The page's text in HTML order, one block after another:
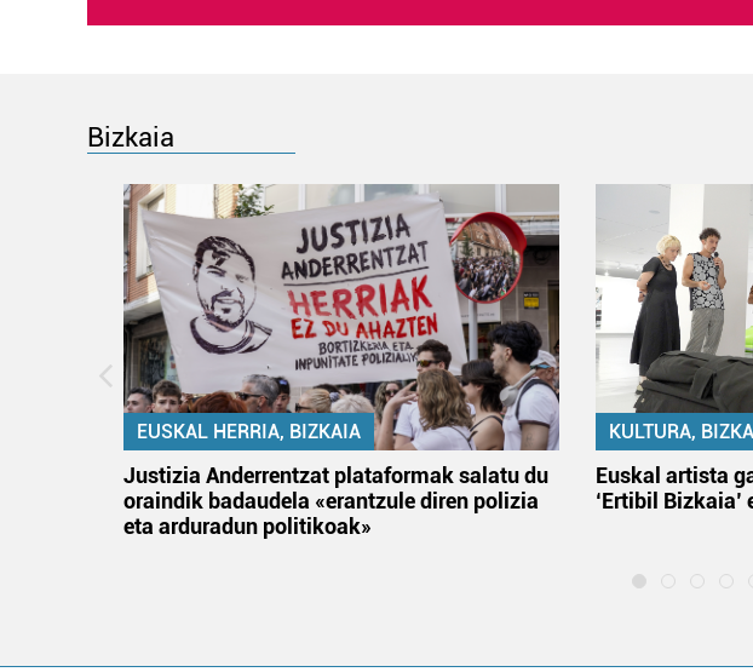
Bizkaia
EUSKAL HERRIA, BIZKAIA
Justizia Anderrentzat plataformak salatu du
oraindik badaudela «erantzule diren polizia
eta arduradun politikoak»
KULTURA,
Euskal artista
‘Ertibil